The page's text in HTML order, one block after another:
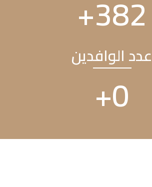
460
+
عدد الوافدين
0
+